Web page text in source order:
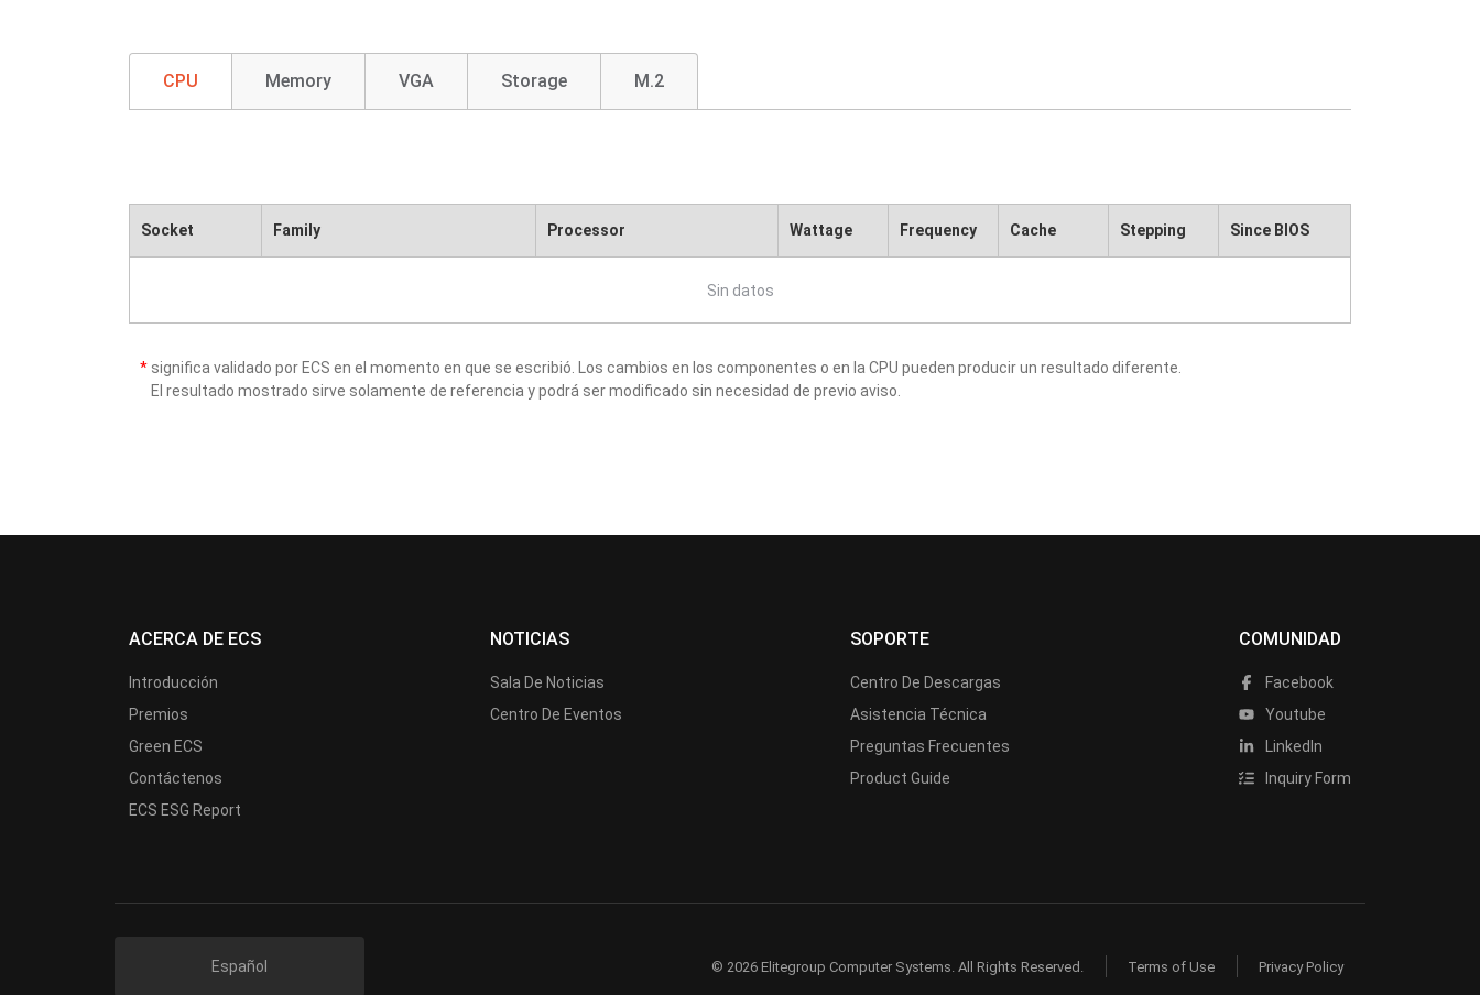
CPU Memory VGA Storage M.2
Socket Family Processor Wattage Frequency Cache Stepping Since BIOS
Sin datos
* significa validado por ECS en el momento en que se escribió. Los cambios en los componentes o en la CPU pueden producir un resultado diferente.
El resultado mostrado sirve solamente de referencia y podrá ser modificado sin necesidad de previo aviso.
ACERCA DE ECS
Introducción
Premios
Green ECS
Contáctenos
ECS ESG Report
NOTICIAS
Sala De Noticias
Centro De Eventos
SOPORTE
Centro De Descargas
Asistencia Técnica
Preguntas Frecuentes
Product Guide
COMUNIDAD
Facebook
Youtube
LinkedIn
Inquiry Form
Español © 2026 Elitegroup Computer Systems. All Rights Reserved. Terms of Use Privacy Policy